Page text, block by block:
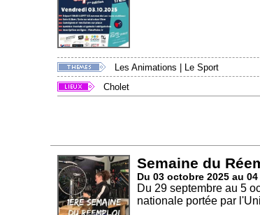
Les Animations
Le Sport
Cholet
Semaine du
Du 03 octobre 2025 au
Du 29 septembre au 5
nationale portée par